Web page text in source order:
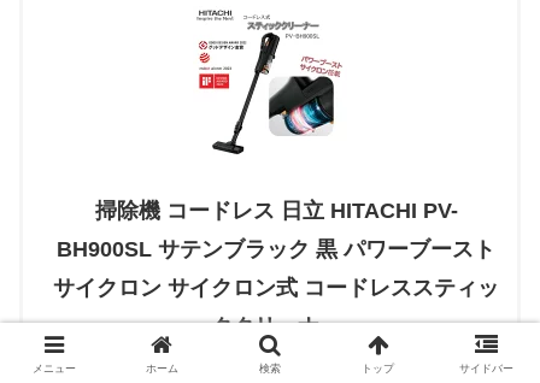
掃除機 コードレス 日立 HITACHI PV-
BH900SL サテンブラック 黒 パワーブースト
サイクロン サイクロン式 コードレススティッ
ククリーナー
created by
メニュー ホーム 検索 トップ サイドバー